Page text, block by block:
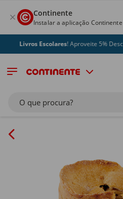
Continente
Instalar a aplicação Continente
Livros Escolares! Aproveite 5%
O que procura?